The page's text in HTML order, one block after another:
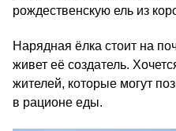
рождественскую ель из
Нарядная ёлка стоит на
живет её создатель.
жителей, которые могут
в рационе еды.